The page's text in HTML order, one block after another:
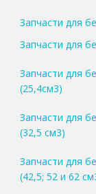
Запчасти для
Запчасти для
Запчасти для
(25,4см3)
Запчасти для
(32,5 см3)
Запчасти для
(42,5; 52 и 62